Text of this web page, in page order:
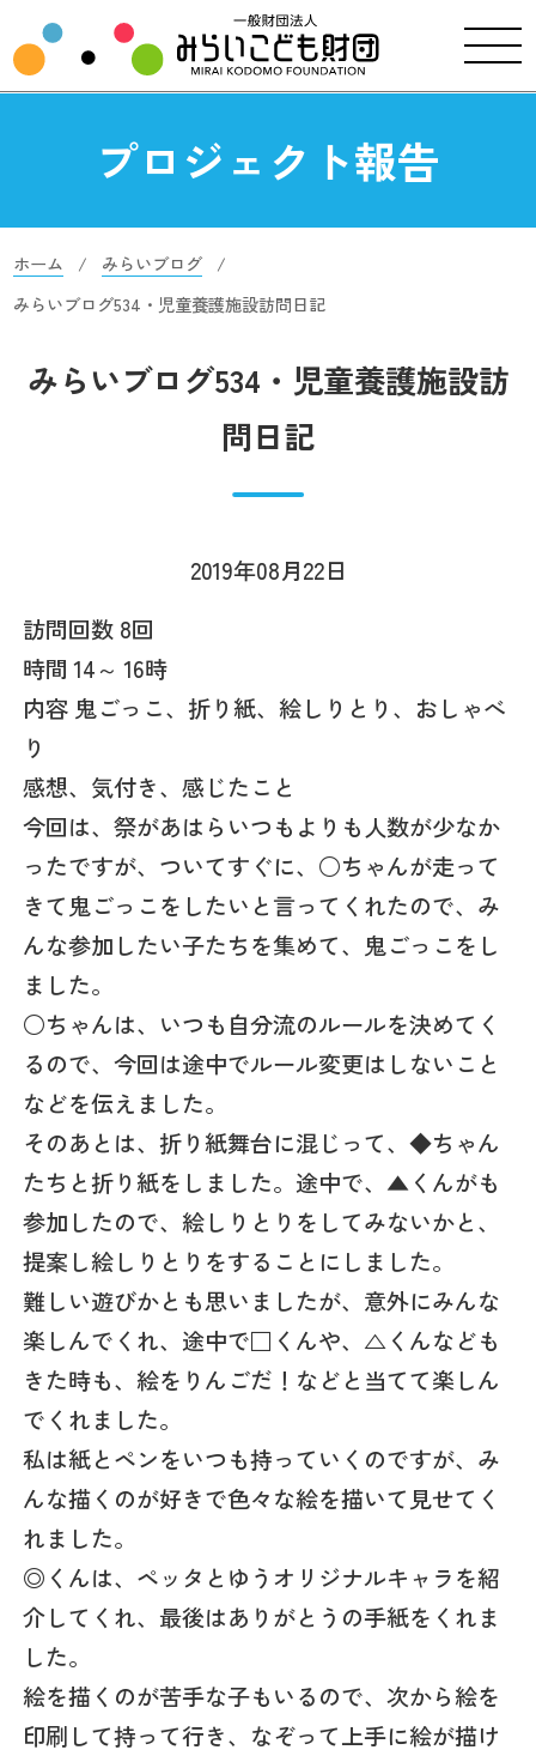
プロジェクト報告
ホーム
みらいブログ
みらいブログ534・児童養護施設訪問日記
みらいブログ534・児童養護施設訪
問日記
2019年08月22日
訪問回数 8回
時間 14～ 16時
内容 鬼ごっこ、折り紙、絵しりとり、おしゃべ
り
感想、気付き、感じたこと
今回は、祭があはらいつもよりも人数が少なか
ったですが、ついてすぐに、○ちゃんが走って
きて鬼ごっこをしたいと言ってくれたので、み
んな参加したい子たちを集めて、鬼ごっこをし
ました。
○ちゃんは、いつも自分流のルールを決めてく
るので、今回は途中でルール変更はしないこと
などを伝えました。
そのあとは、折り紙舞台に混じって、◆ちゃん
たちと折り紙をしました。途中で、▲くんがも
参加したので、絵しりとりをしてみないかと、
提案し絵しりとりをすることにしました。
難しい遊びかとも思いましたが、意外にみんな
楽しんでくれ、途中で□くんや、△くんなども
きた時も、絵をりんごだ！などと当てて楽しん
でくれました。
私は紙とペンをいつも持っていくのですが、み
んな描くのが好きで色々な絵を描いて見せてく
れました。
◎くんは、ペッタとゆうオリジナルキャラを紹
介してくれ、最後はありがとうの手紙をくれま
した。
絵を描くのが苦手な子もいるので、次から絵を
印刷して持って行き、なぞって上手に絵が描け